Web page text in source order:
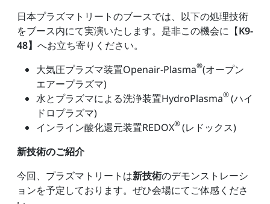
日本プラズマトリートのブースでは、以下の処理技術
をブース内にて実演いたします。是非この機会に【K9-
48】 へお立ち寄りください。
大気圧プラズマ装置Openair-Plasma®(オープン
エアープラズマ)
水とプラズマによる洗浄装置HydroPlasma®(ハイ
ドロプラズマ)
インライン酸化還元装置REDOX®(レドックス)
新技術のご紹介
今回、プラズマトリートは新技術のデモンストレーシ
ョンを予定しております。ぜひ会場にてご体感くださ